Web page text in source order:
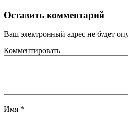
Оставить комментарий
Ваш электронный адрес не будет
Комментировать
Имя *